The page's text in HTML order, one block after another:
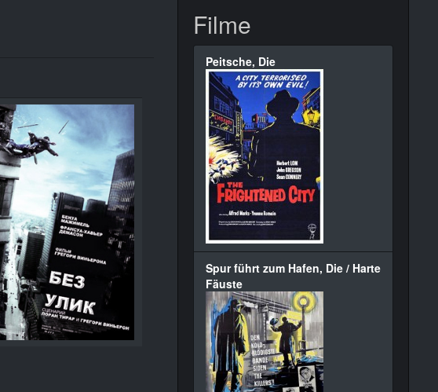
Filme
Peitsche, Die
Spur führt zum Hafen, Die / Harte
Fäuste